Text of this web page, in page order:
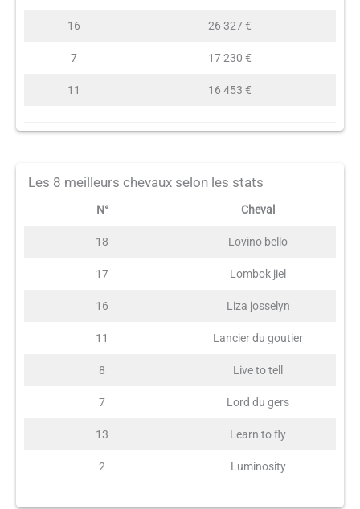
16 26 327 €
7 17 230 €
11 16 453 €
Les 8 meilleurs chevaux selon les stats
N° Cheval
18 Lovino bello
17 Lombok jiel
16 Liza josselyn
11 Lancier du goutier
8 Live to tell
7 Lord du gers
13 Learn to fly
2 Luminosity